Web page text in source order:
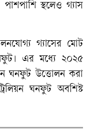
স্থলেও গ্যাস
গ্যাসের মোট
এর মধ্যে ২০২৫
ঘনফুট উত্তোলন করা
ঘনফুট অবশিষ্ট